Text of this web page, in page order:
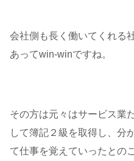
会社側も長く働いてくれる
あってwin-winですね。
その方は元々はサービス業
して簿記２級を取得し、分
て仕事を覚えていったとのこ